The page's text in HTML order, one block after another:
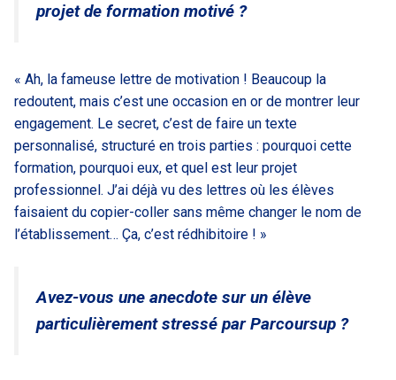
projet de formation motivé ?
« Ah, la fameuse lettre de motivation ! Beaucoup la
redoutent, mais c’est une occasion en or de montrer leur
engagement. Le secret, c’est de faire un texte
personnalisé, structuré en trois parties : pourquoi cette
formation, pourquoi eux, et quel est leur projet
professionnel. J’ai déjà vu des lettres où les élèves
faisaient du copier-coller sans même changer le nom de
l’établissement… Ça, c’est rédhibitoire ! »
Avez-vous une anecdote sur un élève
particulièrement stressé par Parcoursup ?